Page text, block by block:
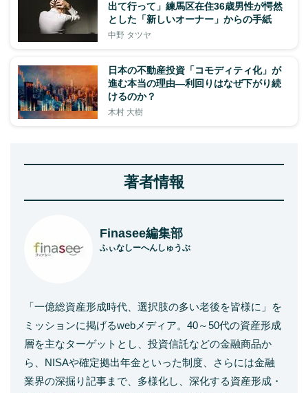
出て行って」練馬区在住36歳男性が愕然
とした「新しいオーナー」からの手紙
中野 タツヤ
日本の不動産投資「コモディティ化」が
進む本当の理由―利回りはなぜ下がり続
けるのか？
木村 大樹
著者情報
Finasee編集部
ふぃなしーへんしゅうぶ
「一億総資産形成時代、選択肢の多い老後を皆様に」を
ミッションに掲げるwebメディア。40～50代の資産形成
層を主なターゲットとし、投資信託などの金融商品か
ら、NISAや確定拠出年金といった制度、さらには金融
業界の深掘り記事まで、多様化し、深化する資産形成・